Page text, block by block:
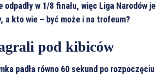
odpadły w 1/8 finału, więc Liga Narodów
a kto wie – być może i na trofeum?
pod kibiców
padła równo 60 sekund po